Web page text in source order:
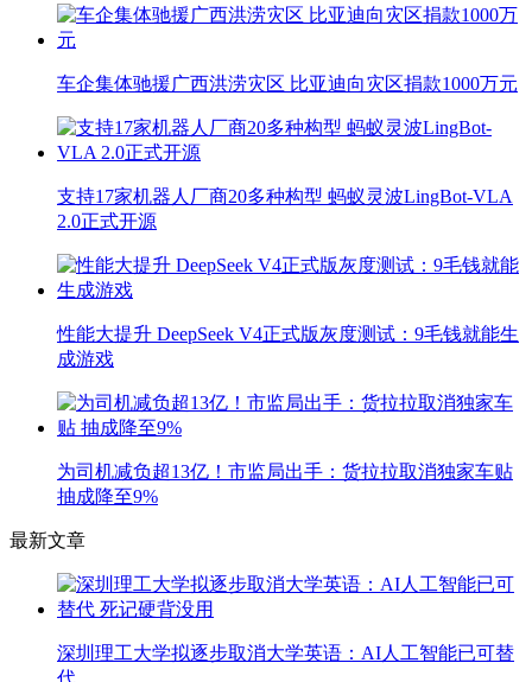
车企集体驰援广西洪涝灾区 比亚迪向灾区捐款1000万元
支持17家机器人厂商20多种构型 蚂蚁灵波LingBot-VLA
2.0正式开源
性能大提升 DeepSeek V4正式版灰度测试：9毛钱就能生
成游戏
为司机减负超13亿！市监局出手：货拉拉取消独家车贴
抽成降至9%
最新文章
深圳理工大学拟逐步取消大学英语：AI人工智能已可替
代